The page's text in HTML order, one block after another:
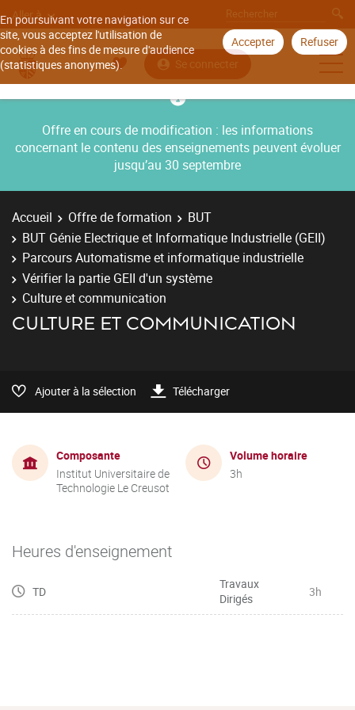
En poursuivant votre navigation sur ce
site, vous acceptez l'utilisation de
cookies à des fins de mesure d'audience
(statistiques anonymes).
Accepter Refuser
Aller à
Se connecter
Offre en cours de modification : les informations
concernant le contenu des enseignements peuvent évoluer
jusqu’au 30 septembre
Accueil Offre de formation
BUT
BUT Génie Electrique et Informatique Industrielle (GEII)
Parcours Automatisme et informatique industrielle
Vérifier la partie GEII d'un système
Culture et communication
CULTURE ET COMMUNICATION
Ajouter à la sélection Télécharger
Composante
Institut Universitaire de
Technologie Le Creusot
Volume horaire
3h
Heures d'enseignement
TD
Travaux
Dirigés
3h